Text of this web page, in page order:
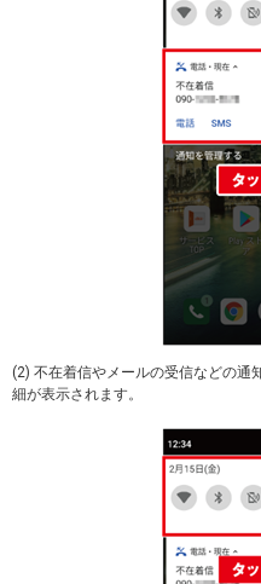
(2) 不在着信やメールの受信などの通
細が表示されます。